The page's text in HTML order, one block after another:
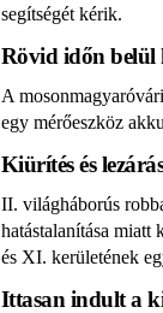
segítségét kérik.
Rövid időn belül
A
egy mérőeszköz
Kiürítés és
II. világháborús
hatástalanítása miatt
és XI. kerületének
Ittasan indult a